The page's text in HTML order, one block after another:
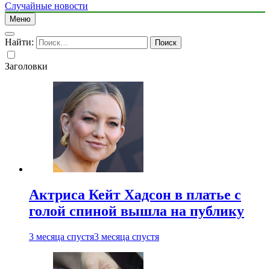
Случайные новости
Меню
Найти:
Заголовки
Актриса Кейт Хадсон в платье с
голой спиной вышла на публику
3 месяца спустя3 месяца спустя